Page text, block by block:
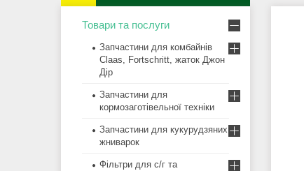
Товари та послуги
Запчастини для комбайнів
Claas, Fortschritt, жаток Джон
Дір
Запчастини для
кормозаготівельної техніки
Запчастини для кукурудзяних
жниварок
Фільтри для с/г та